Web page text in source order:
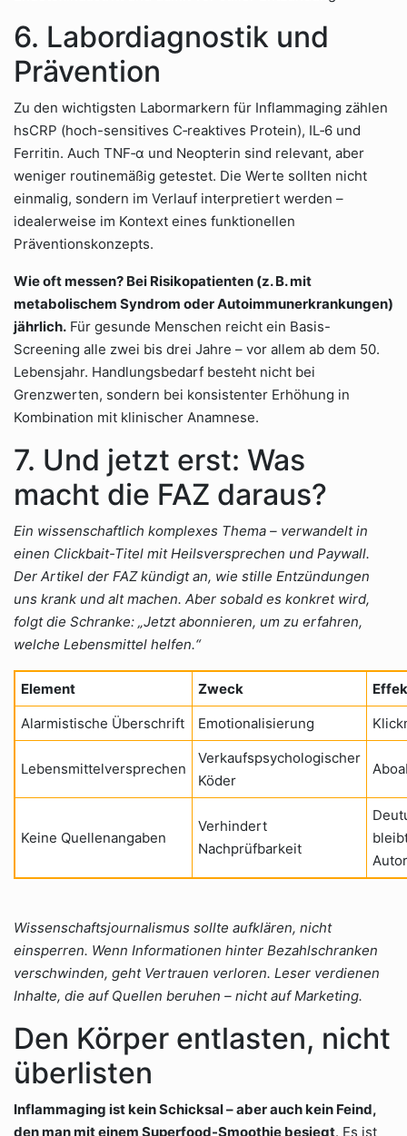
6. Labordiagnostik und
Prävention
Zu den wichtigsten Labormarkern für Inflammaging zählen
hsCRP (hoch-sensitives C‑reaktives Protein), IL‑6 und
Ferritin. Auch TNF‑α und Neopterin sind relevant, aber
weniger routinemäßig getestet. Die Werte sollten nicht
einmalig, sondern im Verlauf interpretiert werden –
idealerweise im Kontext eines funktionellen
Präventionskonzepts.
Wie oft messen? Bei Risikopatienten (z. B. mit
metabolischem Syndrom oder Autoimmunerkrankungen)
jährlich. Für gesunde Menschen reicht ein Basis-
Screening alle zwei bis drei Jahre – vor allem ab dem 50.
Lebensjahr. Handlungsbedarf besteht nicht bei
Grenzwerten, sondern bei konsistenter Erhöhung in
Kombination mit klinischer Anamnese.
7. Und jetzt erst: Was
macht die FAZ daraus?
Ein wissenschaftlich komplexes Thema – verwandelt in
einen Clickbait-Titel mit Heilsversprechen und Paywall.
Der Artikel der FAZ kündigt an, wie stille Entzündungen
uns krank und alt machen. Aber sobald es konkret wird,
folgt die Schranke: „Jetzt abonnieren, um zu erfahren,
welche Lebensmittel helfen.“
Element Zweck
Alarmistische Überschrift
Emotionalisierung
Lebensmittelversprechen
Verkaufspsychologischer
Köder
Keine Quellenangaben
Verhindert
Nachprüfbarkeit
Autor
Wissenschaftsjournalismus sollte aufklären, nicht
einsperren. Wenn Informationen hinter Bezahlschranken
verschwinden, geht Vertrauen verloren. Leser verdienen
Inhalte, die auf Quellen beruhen – nicht auf Marketing.
Den Körper entlasten, nicht
überlisten
Inflammaging ist kein Schicksal – aber auch kein Feind,
den man mit einem Superfood-Smoothie besiegt. Es ist